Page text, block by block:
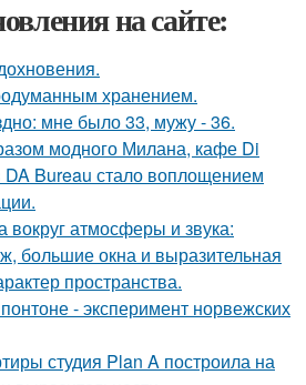
на сайте:
хранением.
мне было 33, мужу - 36.
модного Милана, кафе Di
DA Bureau стало воплощением
вокруг атмосферы и звука:
большие окна и выразительная
пространства.
- эксперимент норвежских
студия Plan A построила на